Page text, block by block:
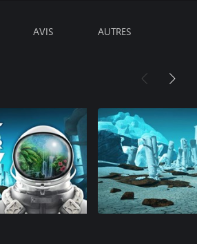
AVIS AUTRES